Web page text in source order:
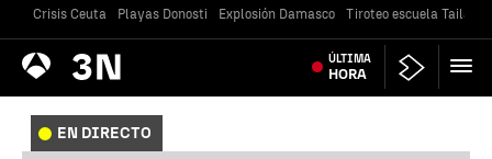
Crisis Ceuta Playas Donosti Explosión Damasco Tiroteo escuela
Antena
3 Noticias ÚLTIMA
HORA
EN DIRECTO